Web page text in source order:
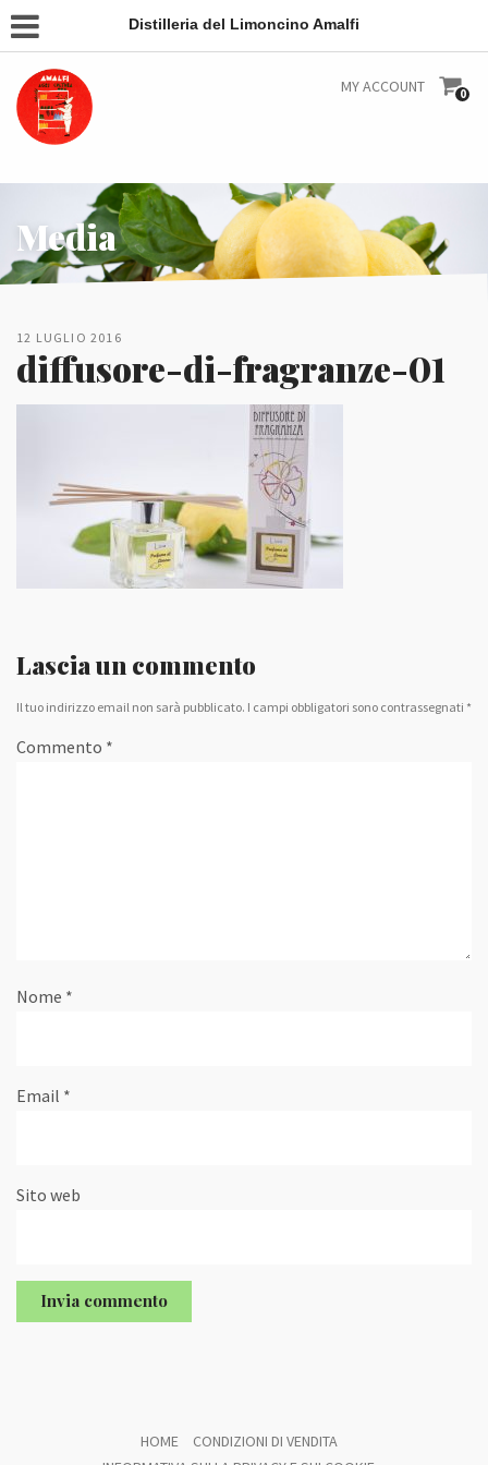
Distilleria del Limoncino Amalfi
MY ACCOUNT 0
Media
12 LUGLIO 2016
diffusore-di-fragranze-01
Lascia un commento
Il tuo indirizzo email non sarà pubblicato. I campi obbligatori sono contrassegnati *
Commento *
Nome *
Email *
Sito web
HOME
CONDIZIONI DI VENDITA